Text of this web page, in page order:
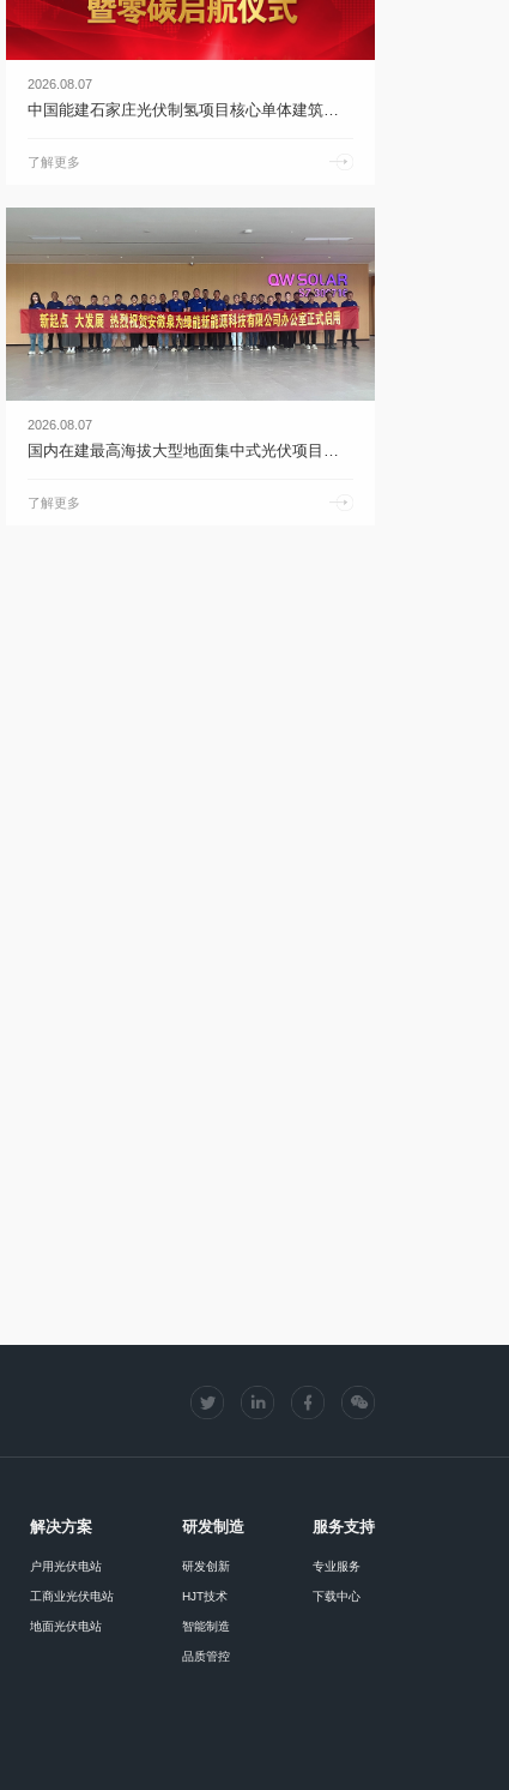
2026.08.07
中国能建石家庄光伏制氢项目核心单体建筑完成封顶 | 乐鱼体育官网app下载
了解更多
2026.08.07
国内在建最高海拔大型地面集中式光伏项目首次并网 | 乐鱼体育官网app下载
了解更多
解决方案
户用光伏电站
工商业光伏电站
地面光伏电站
研发制造
研发创新
HJT技术
智能制造
品质管控
服务支持
专业服务
下载中心